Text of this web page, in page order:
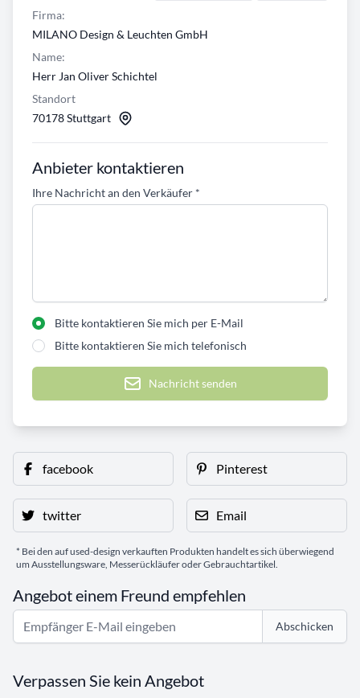
Firma:
MILANO Design & Leuchten GmbH
Name:
Herr Jan Oliver Schichtel
Standort
70178 Stuttgart
Anbieter kontaktieren
Ihre Nachricht an den Verkäufer *
Bitte kontaktieren Sie mich per E-Mail
Bitte kontaktieren Sie mich telefonisch
Nachricht senden
facebook Pinterest
twitter Email
* Bei den auf used-design verkauften Produkten handelt es sich überwiegend
um Ausstellungsware, Messerückläufer oder Gebrauchtartikel.
Angebot einem Freund empfehlen
Abschicken
Verpassen Sie kein Angebot